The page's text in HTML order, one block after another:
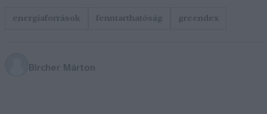
energiaforrások fenntarthatóság greendex
Bircher Márton